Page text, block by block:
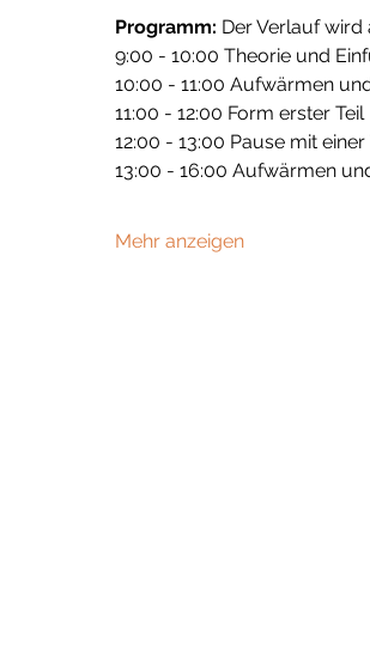
Programm: Der Verlauf wird
9:00 - 10:00 Theorie und
10:00 - 11:00 Aufwärmen
11:00 - 12:00 Form erster Teil
12:00 - 13:00 Pause mit
13:00 - 16:00 Aufwärmen
Mehr anzeigen